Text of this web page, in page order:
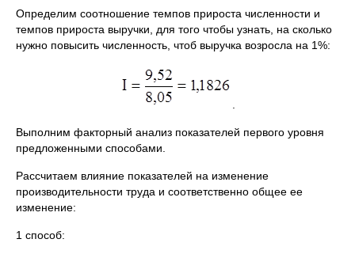
Определим соотношение темпов прироста численности и
темпов прироста выручки, для того чтобы узнать, на сколько
нужно повысить численность, чтоб выручка возросла на 1%:
Выполним факторный анализ показателей первого уровня
предложенными способами.
Рассчитаем влияние показателей на изменение
производительности труда и соответственно общее ее
изменение:
1 способ: